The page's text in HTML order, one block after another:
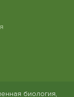
биология,